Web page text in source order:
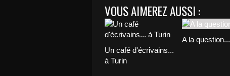
VOUS AIMEREZ AUSSI :
Un café d'écrivains...
à Turin
A la question...